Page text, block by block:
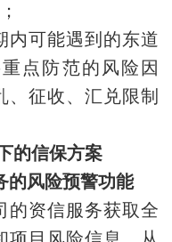
内可能遇到的东道
点防范的风险因
、征收、汇兑限制
的信保方案
的风险预警功能
的资信服务获取全